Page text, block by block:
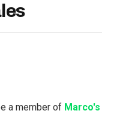
a member of Marco's